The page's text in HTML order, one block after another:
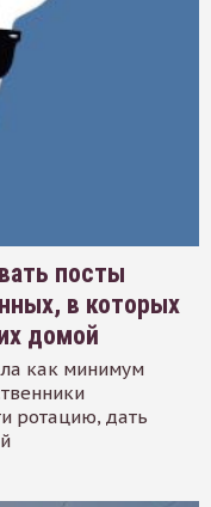
посты
в которых
домой
как минимум
ротацию, дать